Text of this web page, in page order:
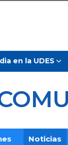
en la UDES
Noticias